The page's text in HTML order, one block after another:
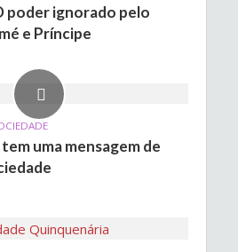
poder ignorado pelo
e Príncipe
uma mensagem de